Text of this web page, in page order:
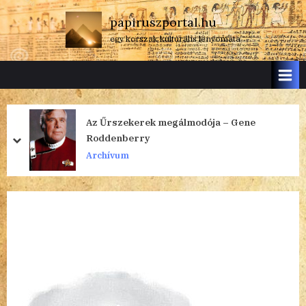
Skip
to
content
papiruszportal.hu
egy korszak kulturális lenyomata
Az Űrszekerek megálmodója – Gene
Roddenberry
Archívum
prev
next